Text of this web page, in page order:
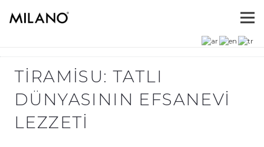
TIRAMISU: TATLI
DÜNYASININ EFSANEVI
LEZZETI